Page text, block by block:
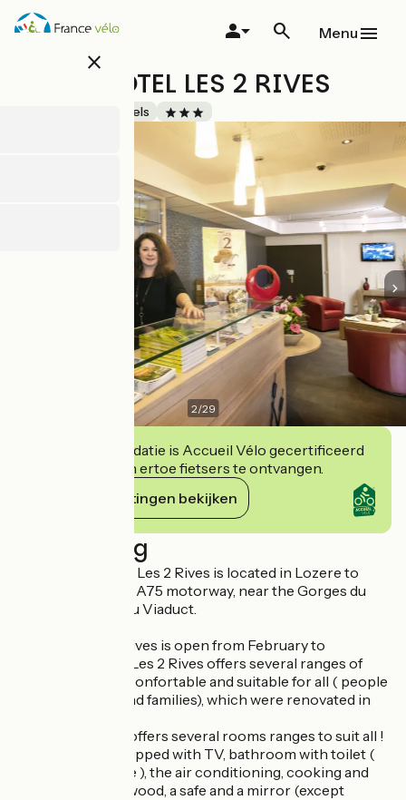
Overslaan
en
close
Menu
LOGIS HÔTEL LES 2 RIVES
Hotels
2/29
Deze accommodatie is Accueil Vélo gecertificeerd
en verbindt zich ertoe fietsers te ontvangen.
Haar verplichtingen bekijken
Beschrijving
The Hotel 3 stars : Les 2 Rives is located in Lozere to
junction 40 of the A75 motorway, near the Gorges du
Tarn and the Millau Viaduct.
The Hotel Les 2 Rives is open from February to
December. Hotel Les 2 Rives offers several ranges of
rooms spacious, confortable and suitable for all ( people
with disabilities and families), which were renovated in
Les 2 Rives hôtel offers several rooms ranges to suit all !
All rooms are equipped with TV, bathroom with toilet (
separated in some ), the air conditioning, cooking and
furniture in solid wood, a safe and a mirror (except